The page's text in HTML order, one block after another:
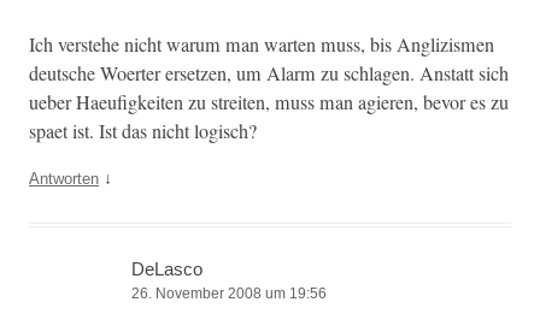
Ich ver­ste­he nicht warum man warten muss, bis Anglizis­men
deutsche Woert­er erset­zen, um Alarm zu schla­gen. Anstatt sich
ueber Haeu­figkeit­en zu stre­it­en, muss man agieren, bevor es zu
spaet ist. Ist das nicht logisch?
Antworten ↓
DeLasco
26. November 2008 um 19:56